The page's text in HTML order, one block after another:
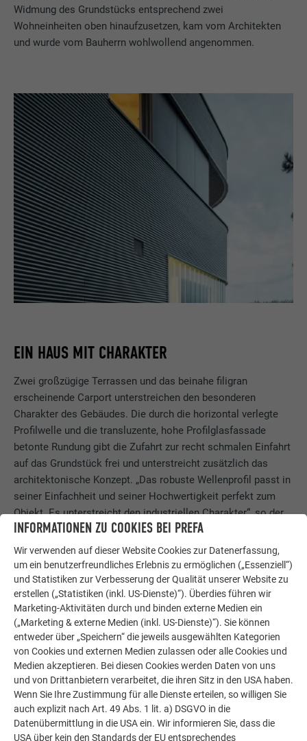
Widmung des Grundstücks entsprechend zwei
Wohneinheiten oben hinaufzusetzen, kam vom Architekten
und wurde vom Bauherrn wohlwollend angenommen.
EIN HAUS MIT CHARAKTER
Zwei großzügige Terrassen und das beinahe filigran
erscheinende Carport unterstreichen den besonderen
Charakter des Gebäudes. Die durch die horizontal verlegte
Profilwelle und die transluzente, hohe Profilglasfassade
betonte Rundung gibt die Zufahrt zur recht schmalen Einfahrt
auf das Grundstück frei und unterstreicht zusätzlich das
architektonische Konzept. „Das robuste Wellenprofil passt in
seiner Einfachheit und seiner Hochwertigkeit perfekt zum
Objekt. Es unterstreicht den industriellen Charakter“, so der
Architekt Alfred Barth. Er strebt in seiner Arbeit danach, „auf
den Ort zu reagieren“, doch er wollte keinen Aufreger vor den
Toren der oberösterreichischen Landeshauptstadt Linz: „Das
Haus soll sich in der Abfolge gut integrieren und dennoch
seine Eigenständigkeit bewahren.“
INFORMATIONEN ZU COOKIES BEI PREFA
Wir verwenden auf dieser Website Cookies zur Datenerfassung,
um ein benutzerfreundliches Erlebnis zu ermöglichen („Essenziell“)
und Statistiken zur Verbesserung der Qualität unserer Website zu
erstellen („Statistiken (inkl. US-Dienste)“). Überdies führen wir
Marketing-Aktivitäten durch und binden externe Medien ein
(„Marketing & externe Medien (inkl. US-Dienste)“). Sie können
entweder über „Speichern“ die jeweils ausgewählten Kategorien
von Cookies und externen Medien zulassen oder alle Cookies und
Medien akzeptieren. Bei diesen Cookies werden Daten von uns
und von Drittanbietern verarbeitet, die ihren Sitz in den USA haben.
Wenn Sie Ihre Zustimmung für alle Dienste erteilen, so willigen Sie
auch explizit nach Art. 49 Abs. 1 lit. a) DSGVO in die
Datenübermittlung in die USA ein. Wir informieren Sie, dass die
USA über kein den Standards der EU entsprechendes